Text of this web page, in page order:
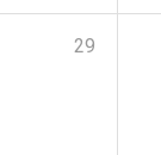
29